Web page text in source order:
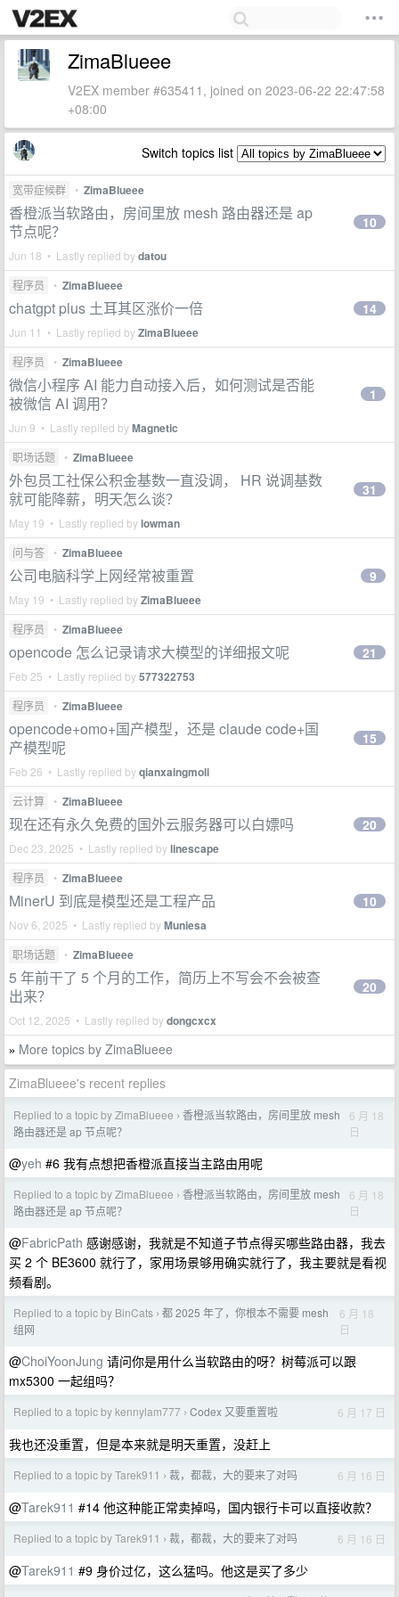
ZimaBlueee
V2EX member #635411, joined on 2023-06-22 22:47:58
+08:00
Switch topics list
宽带症候群 • ZimaBlueee
香橙派当软路由，房间里放 mesh 路由器还是 ap
节点呢？
Jun 18 • Lastly replied bydatou
10
程序员 • ZimaBlueee
chatgpt plus 土耳其区涨价一倍
Jun 11 • Lastly replied byZimaBlueee
14
程序员 • ZimaBlueee
微信小程序 AI 能力自动接入后，如何测试是否能
被微信 AI 调用？
Jun 9 • Lastly replied byMagnetic
1
职场话题 • ZimaBlueee
外包员工社保公积金基数一直没调， HR 说调基数
就可能降薪，明天怎么谈？
May 19 • Lastly replied bylowman
31
问与答 • ZimaBlueee
公司电脑科学上网经常被重置
May 19 • Lastly replied byZimaBlueee
9
程序员 • ZimaBlueee
opencode 怎么记录请求大模型的详细报文呢
Feb 25 • Lastly replied by577322753
21
程序员 • ZimaBlueee
opencode+omo+国产模型，还是 claude code+国
产模型呢
Feb 26 • Lastly replied byqianxaingmoli
15
云计算 • ZimaBlueee
现在还有永久免费的国外云服务器可以白嫖吗
Dec 23, 2025 • Lastly replied bylinescape
20
程序员 • ZimaBlueee
MinerU 到底是模型还是工程产品
Nov 6, 2025 • Lastly replied byMuniesa
10
职场话题 • ZimaBlueee
5 年前干了 5 个月的工作，简历上不写会不会被查
出来？
Oct 12, 2025 • Lastly replied bydongcxcx
20
» More topics by ZimaBlueee
ZimaBlueee's recent replies
Replied to a topic by ZimaBlueee › 香橙派当软路由，房间里放 mesh
路由器还是 ap 节点呢？
6 月 18
日
@yeh #6 我有点想把香橙派直接当主路由用呢
Replied to a topic by ZimaBlueee › 香橙派当软路由，房间里放 mesh
路由器还是 ap 节点呢？
6 月 18
日
@FabricPath 感谢感谢，我就是不知道子节点得买哪些路由器，我去
买 2 个 BE3600 就行了，家用场景够用确实就行了，我主要就是看视
频看剧。
Replied to a topic by BinCats › 都 2025 年了，你根本不需要 mesh
组网
6 月 18
日
@ChoiYoonJung 请问你是用什么当软路由的呀？树莓派可以跟
mx5300 一起组吗？
Replied to a topic by kennylam777 › Codex 又要重置啦 6 月 17 日
我也还没重置，但是本来就是明天重置，没赶上
Replied to a topic by Tarek911 › 裁，都裁，大的要来了对吗 6 月 16 日
@Tarek911 #14 他这种能正常卖掉吗，国内银行卡可以直接收款？
Replied to a topic by Tarek911 › 裁，都裁，大的要来了对吗 6 月 16 日
@Tarek911 #9 身价过亿，这么猛吗。他这是买了多少